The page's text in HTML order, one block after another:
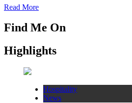
Read More
Find Me On
Highlights
Hospitality
News